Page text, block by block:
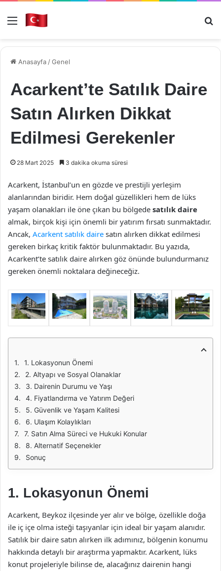
Menü
Anasayfa /Genel
Acarkent’te Satılık Daire
Satın Alırken Dikkat
Edilmesi Gerekenler
28 Mart 2025 3 dakika okuma süresi
Acarkent, İstanbul’un en gözde ve prestijli yerleşim
alanlarından biridir. Hem doğal güzellikleri hem de lüks
yaşam olanakları ile öne çıkan bu bölgede satılık daire
almak, birçok kişi için önemli bir yatırım fırsatı sunmaktadır.
Ancak, Acarkent satılık daire satın alırken dikkat edilmesi
gereken birkaç kritik faktör bulunmaktadır. Bu yazıda,
Acarkent’te satılık daire alırken göz önünde bulundurmanız
gereken önemli noktalara değineceğiz.
1. Lokasyonun Önemi
2. Altyapı ve Sosyal Olanaklar
3. Dairenin Durumu ve Yaşı
4. Fiyatlandırma ve Yatırım Değeri
5. Güvenlik ve Yaşam Kalitesi
6. Ulaşım Kolaylıkları
7. Satın Alma Süreci ve Hukuki Konular
8. Alternatif Seçenekler
Sonuç
1. Lokasyonun Önemi
Acarkent, Beykoz ilçesinde yer alır ve bölge, özellikle doğa
ile iç içe olma isteği taşıyanlar için ideal bir yaşam alanıdır.
Satılık bir daire satın alırken ilk adımınız, bölgenin konumu
hakkında detaylı bir araştırma yapmaktır. Acarkent, lüks
konut projeleriyle bilinse de, alacağınız dairenin hangi